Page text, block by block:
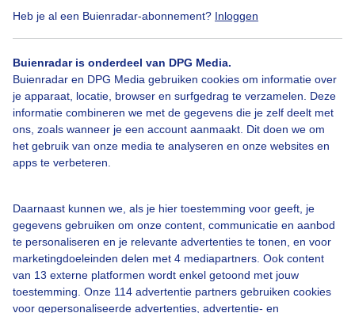
Heb je al een Buienradar-abonnement? Inloggen
Buienradar is onderdeel van DPG Media.
Buienradar en DPG Media gebruiken cookies om informatie over
je apparaat, locatie, browser en surfgedrag te verzamelen. Deze
informatie combineren we met de gegevens die je zelf deelt met
ons, zoals wanneer je een account aanmaakt. Dit doen we om
het gebruik van onze media te analyseren en onze websites en
apps te verbeteren.
Daarnaast kunnen we, als je hier toestemming voor geeft, je
gegevens gebruiken om onze content, communicatie en aanbod
te personaliseren en je relevante advertenties te tonen, en voor
marketingdoeleinden delen met 4 mediapartners. Ook content
van 13 externe platformen wordt enkel getoond met jouw
toestemming. Onze 114 advertentie partners gebruiken cookies
voor gepersonaliseerde advertenties, advertentie- en
Over Buienradar
Bedrijfsgegevens
Veelgestelde vragen
Contact
Gebruikersvoorwaarden
Adverteren
Buienradar Team
Privacy beleid